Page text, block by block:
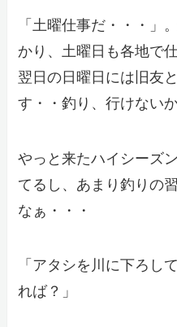
「土曜仕事だ・・・」
かり、土曜日も各地で
翌日の日曜日には旧友
す・・釣り、行けない
やっと来たハイシーズ
てるし、あまり釣りの
なぁ・・・
「アタシを川に下ろし
れば？」